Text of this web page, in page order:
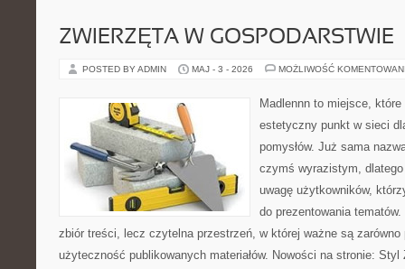
ZWIERZĘTA W GOSPODARSTWIE
POSTED BY ADMIN MAJ - 3 - 2026 MOŻLIWOŚĆ
Madlennn to miejsce,
estetyczny punkt w sieci
pomysłów. Już sama
czymś wyrazistym,
uwagę użytkowników,
do prezentowania
zbiór treści, lecz czytelna przestrzeń, w której ważne są zarówno
użyteczność publikowanych materiałów. Nowości na stronie: